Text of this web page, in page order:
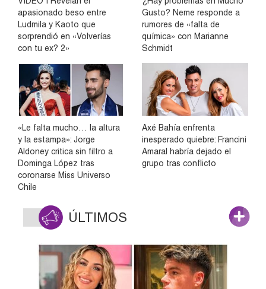
apasionado beso entre
Ludmila y Kaoto que
sorprendió en «Volverías
con tu ex? 2»
Gusto? Neme responde a
rumores de «falta de
química» con Marianne
Schmidt
«Le falta mucho… la altura
y la estampa»: Jorge
Aldoney critica sin filtro a
Dominga López tras
coronarse Miss Universo
Chile
Axé Bahía enfrenta
inesperado quiebre: Francini
Amaral habría dejado el
grupo tras conflicto
ÚLTIMOS